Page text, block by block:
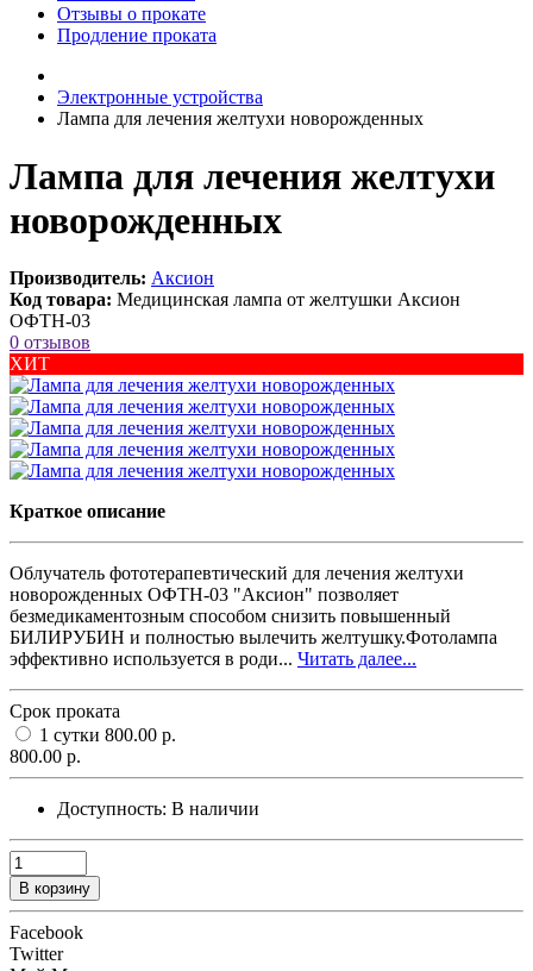
Отзывы о прокате
Продление проката
Электронные устройства
Лампа для лечения желтухи новорожденных
Лампа для лечения желтухи
новорожденных
Производитель: Аксион
Код товара: Медицинская лампа от желтушки Аксион
ОФТН-03
0 отзывов
ХИТ
Краткое описание
Облучатель фототерапевтический для лечения желтухи
новорожденных ОФТН-03 "Аксион" позволяет
безмедикаментозным способом снизить повышенный
БИЛИРУБИН и полностью вылечить желтушку.Фотолампа
эффективно используется в роди... Читать далее...
Срок проката
1 сутки 800.00 р.
800.00 р.
Доступность: В наличии
В корзину
Facebook
Twitter